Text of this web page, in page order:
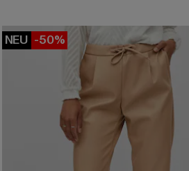
NEU -50%